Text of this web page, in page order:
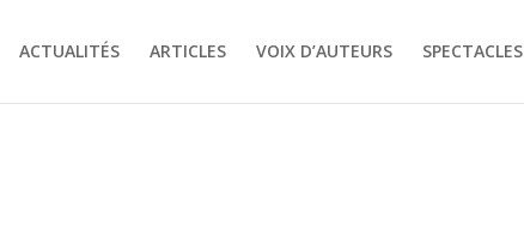
ACTUALITÉS ARTICLES VOIX D’AUTEURS SPECTACLES